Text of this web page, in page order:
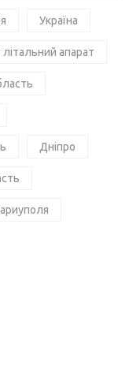
Україна
апарат
Дніпро